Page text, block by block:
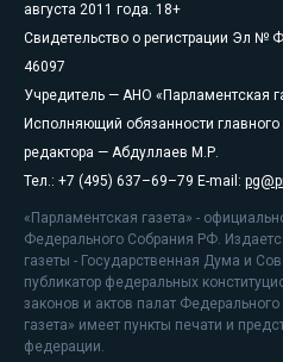
августа 2011 года. 18+
Свидетельство о регистрации Эл №
46097
Учредитель — АНО «Парламентская
Исполняющий обязанности главного
редактора — Абдуллаев М.Р.
Тел.: +7 (495) 637–69–79 E-mail:
«Парламентская газета» -
Федерального Собрания РФ.
газеты - Государственная Дума и
публикатор федеральных
законов и актов палат
газета» имеет пункты печати и
федерации.